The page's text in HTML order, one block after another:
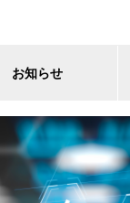
お知らせ